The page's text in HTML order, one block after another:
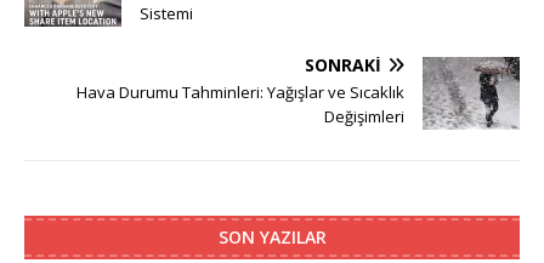
Sistemi
SONRAKI
Hava Durumu Tahminleri: Yağışlar ve Sıcaklık
Değişimleri
SON YAZILAR